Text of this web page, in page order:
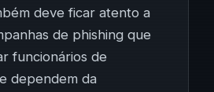
deve ficar atento a
de phishing que
funcionários de
dependem da